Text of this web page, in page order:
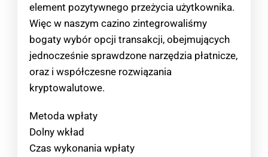
element pozytywnego przeżycia użytkownika.
Więc w naszym cazino zintegrowaliśmy
bogaty wybór opcji transakcji, obejmujących
jednocześnie sprawdzone narzędzia płatnicze,
oraz i współczesne rozwiązania
kryptowalutowe.
Metoda wpłaty
Dolny wkład
Czas wykonania wpłaty